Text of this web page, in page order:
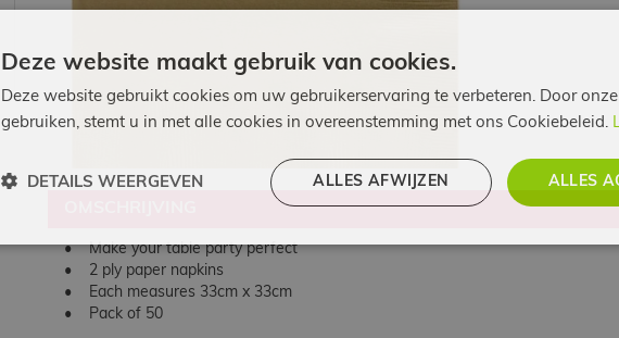
• Make your table party perfect
• 2 ply paper napkins
• Each measures 33cm x 33cm
• Pack of 50
Deze website maakt gebruik van cookies.
Deze website gebruikt cookies om uw gebruikerservaring te verbeteren. Door
gebruiken, stemt u in met alle cookies in overeenstemming met ons Cookiebeleid.
ALLES
ALLES AFWIJZEN
DETAILS WEERGEVEN